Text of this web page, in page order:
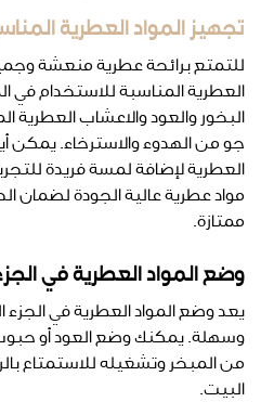
تجهيز المواد العطرية
للتمتع برائحة عطرية منعشة
العطرية المناسبة للاستخدام في
البخور والعود والاعشاب
جو من الهدوء والاسترخاء. يمكن
العطرية لإضافة لمسة فريدة
مواد عطرية عالية الجودة لضمان
ممتازة.
وضع المواد العطرية في
يعد وضع المواد العطرية في
وسهلة. يمكنك وضع العود أو حبوب
من المبخر وتشغيله للاستمتاع
البيت.